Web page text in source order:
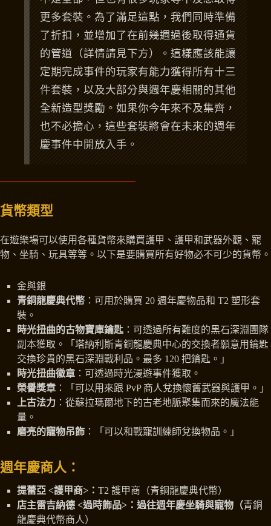
更多套裝。為了滿足這點，我們同時準備
了折扣，並增加了在前幾週過後取得通貨
的管道（詳情請見下方）。這樣應該能讓
定期完成事件的玩家有能力獲得所有十三
件套裝，以及大部分與週年慶相關的其他
全新造型獎勵。如果你今年來不及集齊，
也不必擔心，這些套裝將會在未來的週年
慶事件中開放入手。
貨幣類型
在遊樂場可以使用各種貨幣來購買護甲、護甲和武器外觀、寵
物、坐騎、玩具等等。以下是要購買所有好物必不可少的貨幣。
金與銀
青銅龍慶典代幣 ：可用於購買 20 週年慶物品和 T2 塑形套
裝。
時光扭曲的古物寶庫鑰匙：可透過所有難度的黑石深淵團隊
副本獲取。「塔納利斯青銅龍慶典中心的交換者願意用鑰匙
交換珍貴的黑石深淵戰利品。最多 120 把鑰匙。」
時光扭曲徽章 ：可透過時光漫遊事件獲取。
榮譽獎章 ：「可以用來跟 PvP 商人兌換懷舊武器與護甲。」
上古法力 ：從蘇拉瑪爾地下的古老地脈聚集而來的魔法能
量。
磨亮的寵物吊飾 ：「可以和戰寵訓練師兌換物品。」
週年慶商人：
提蕾亞 <護甲商>： T2 護甲商（青銅龍慶典代幣）
店主雷吉納德 <過時飾品>：過往週年慶坐騎與寵物（青銅
龍慶典代幣商人）